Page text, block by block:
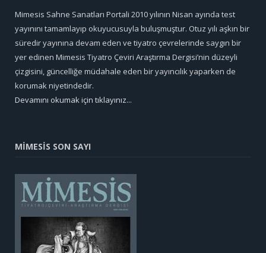
Mimesis Sahne Sanatları Portali 2010 yılının Nisan ayında test
yayınını tamamlayıp okuyucusuyla buluşmuştur. Otuz yılı aşkın bir
süredir yayınına devam eden ve tiyatro çevrelerinde saygın bir
yer edinen Mimesis Tiyatro Çeviri Araştırma Dergisi’nin düzeyli
çizgisini, güncelliğe müdahale eden bir yayıncılık yaparken de
korumak niyetindedir.
Devamını okumak için tıklayınız...
MİMESİS SON SAYI